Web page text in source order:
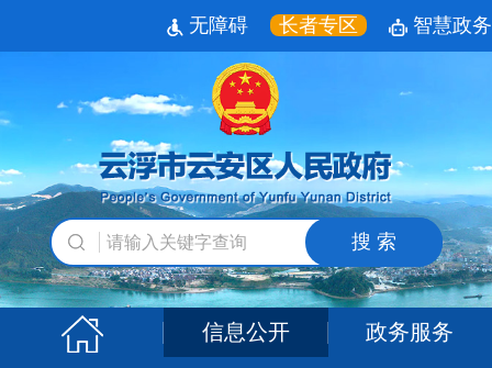
无障碍 长者专区 智慧政务
搜 索
信息公开 政务服务